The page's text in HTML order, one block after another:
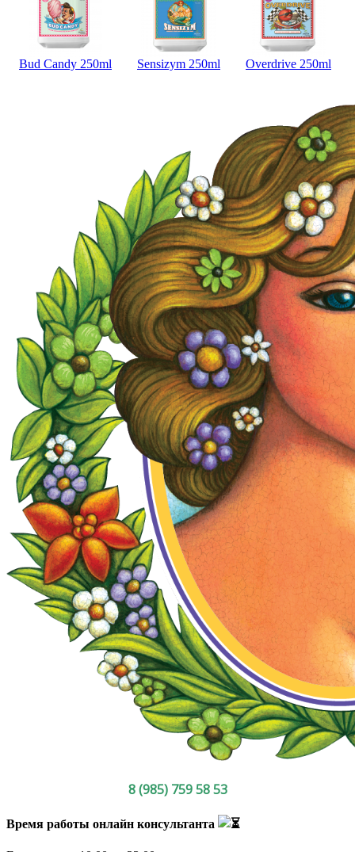
Bud Candy 250ml Sensizym 250ml Overdrive 250ml
8 (985) 759 58 53
Время работы онлайн консультанта